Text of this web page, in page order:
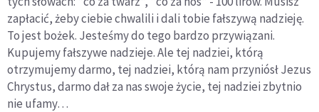
zapłacić, żeby ciebie chwalili i dali tobie fałszywą nadzieję.
To jest bożek. Jesteśmy do tego bardzo przywiązani.
Kupujemy fałszywe nadzieje. Ale tej nadziei, którą
otrzymujemy darmo, tej nadziei, którą nam przyniósł Jezus
Chrystus, darmo dał za nas swoje życie, tej nadziei zbytnio
nie ufamy…